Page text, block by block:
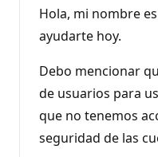
o
s
d
e
e
p
u
a
i
Hola, mi nombre
ayudarte hoy.
Debo mencionar
de usuarios para
que no tenemos
seguridad de las